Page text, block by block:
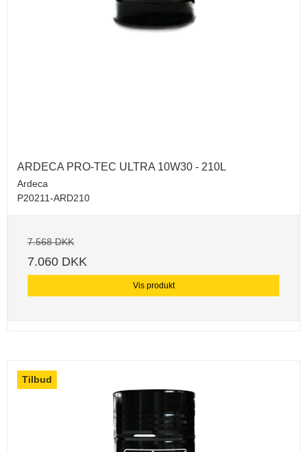
ARDECA PRO-TEC ULTRA 10W30 - 210L
Ardeca
P20211-ARD210
7.568 DKK
7.060 DKK
Vis produkt
Tilbud